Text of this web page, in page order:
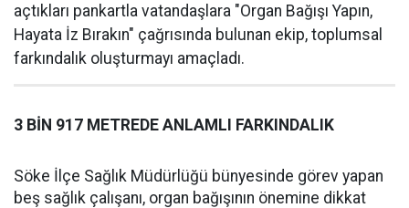
açtıkları pankartla vatandaşlara "Organ Bağışı Yapın,
Hayata İz Bırakın" çağrısında bulunan ekip, toplumsal
farkındalık oluşturmayı amaçladı.
3 BİN 917 METREDE ANLAMLI FARKINDALIK
Söke İlçe Sağlık Müdürlüğü bünyesinde görev yapan
beş sağlık çalışanı, organ bağışının önemine dikkat